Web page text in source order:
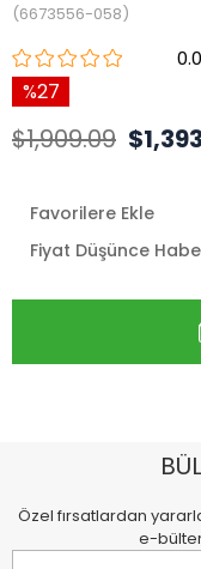
(6673556-058)
0.0
27
$1,909.09
Favorilere Ekle
Fiyat Düşünce
Özel fırsatlardan
e-